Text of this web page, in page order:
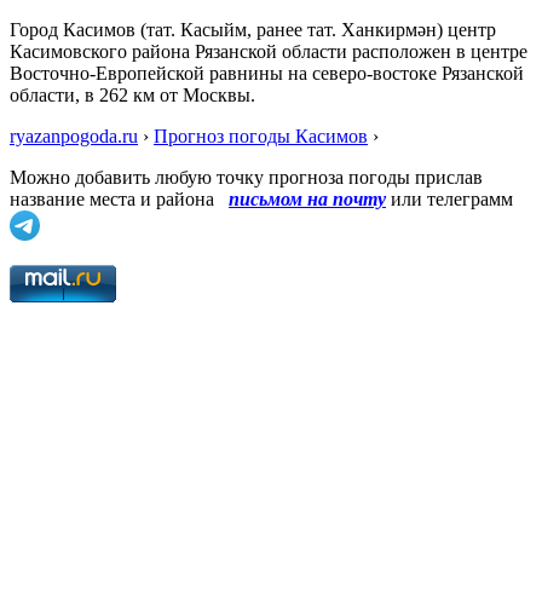
Город Касимов (тат. Касыйм, ранее тат. Ханкирмән) центр
Касимовского района Рязанской области расположен в центре
Восточно-Европейской равнины на северо-востоке Рязанской
области, в 262 км от Москвы.
ryazanpogoda.ru › Прогноз погоды Касимов ›
Можно добавить любую точку прогноза погоды прислав
название места и района
письмом на почту или телеграмм